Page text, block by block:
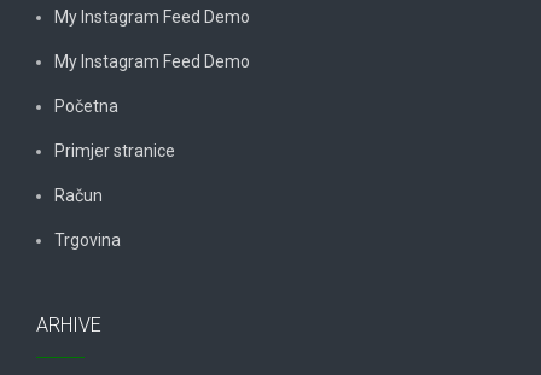
My Instagram Feed Demo
My Instagram Feed Demo
Početna
Primjer stranice
Račun
Trgovina
ARHIVE